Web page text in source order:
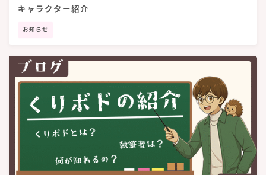
キャラクター紹介
お知らせ